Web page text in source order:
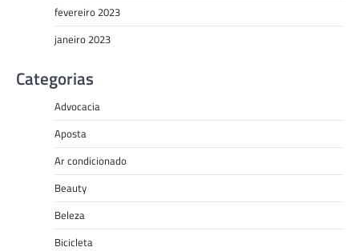
fevereiro 2023
janeiro 2023
Categorias
Advocacia
Aposta
Ar condicionado
Beauty
Beleza
Bicicleta